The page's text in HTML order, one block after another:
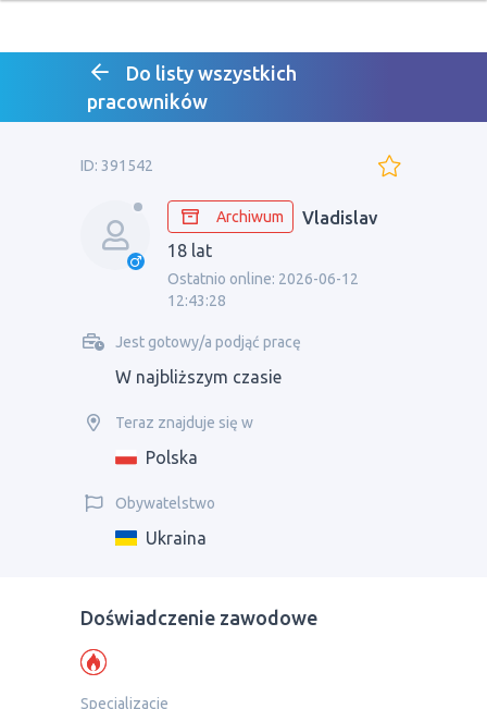
Do listy wszystkich
pracowników
ID: 391542
Archiwum
Vladislav
18 lat
Ostatnio online: 2026-06-12
12:43:28
Jest gotowy/a podjąć pracę
W najbliższym czasie
Teraz znajduje się w
Polska
Obywatelstwo
Ukraina
Doświadczenie zawodowe
Specjalizacje